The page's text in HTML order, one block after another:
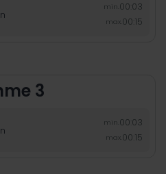
min. 00:03
max. 00:15
3
min. 00:03
max. 00:15